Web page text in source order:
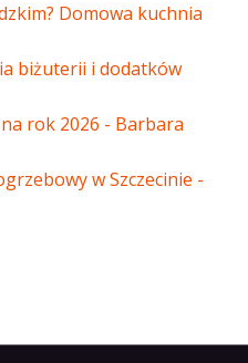
Domowa kuchnia
biżuterii i dodatków
rok 2026 - Barbara
w Szczecinie -